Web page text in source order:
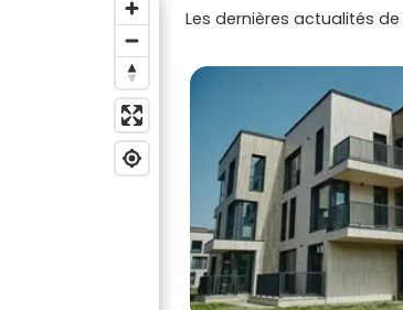
Les dernières actualités de